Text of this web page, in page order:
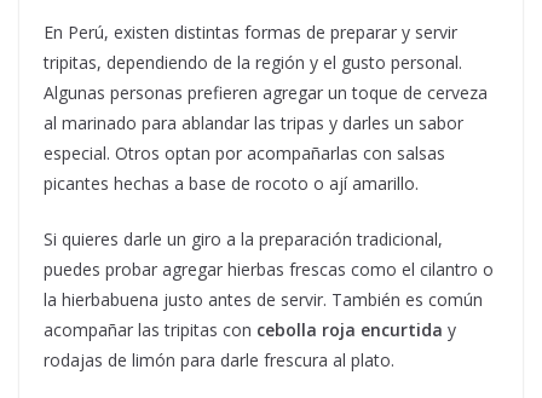
En Perú, existen distintas formas de preparar y servir
tripitas, dependiendo de la región y el gusto personal.
Algunas personas prefieren agregar un toque de cerveza
al marinado para ablandar las tripas y darles un sabor
especial. Otros optan por acompañarlas con salsas
picantes hechas a base de rocoto o ají amarillo.
Si quieres darle un giro a la preparación tradicional,
puedes probar agregar hierbas frescas como el cilantro o
la hierbabuena justo antes de servir. También es común
acompañar las tripitas con cebolla roja encurtida y
rodajas de limón para darle frescura al plato.